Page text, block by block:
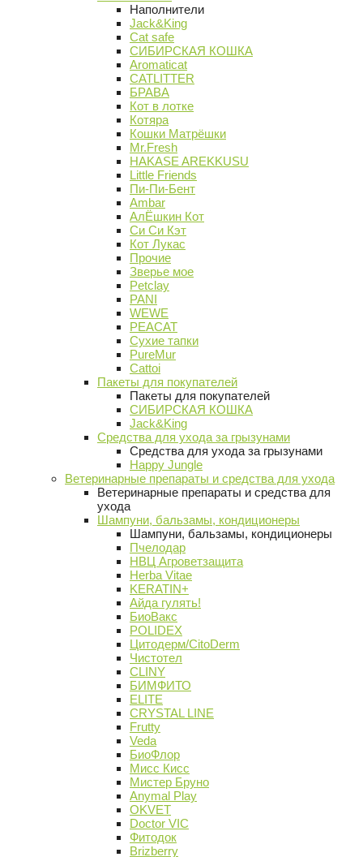
Наполнители
Jack&King
Cat safe
СИБИРСКАЯ КОШКА
Aromaticat
CATLITTER
БРАВА
Кот в лотке
Котяра
Кошки Матрёшки
Mr.Fresh
HAKASE AREKKUSU
Little Friends
Пи-Пи-Бент
Ambar
АлЁшкин Кот
Си Си Кэт
Кот Лукас
Прочие
Зверье мое
Petclay
PANI
WEWE
PEACAT
Сухие тапки
PureMur
Cattoi
Пакеты для покупателей
Пакеты для покупателей
СИБИРСКАЯ КОШКА
Jack&King
Средства для ухода за грызунами
Средства для ухода за грызунами
Happy Jungle
Ветеринарные препараты и средства для ухода
Ветеринарные препараты и средства для
ухода
Шампуни, бальзамы, кондиционеры
Шампуни, бальзамы, кондиционеры
Пчелодар
НВЦ Агроветзащита
Herba Vitae
KERATIN+
Айда гулять!
БиоВакс
POLIDEX
Цитодерм/CitoDerm
Чистотел
CLINY
БИМФИТО
ELITE
CRYSTAL LINE
Frutty
Veda
БиоФлор
Мисс Кисс
Мистер Бруно
Anymal Play
OKVET
Doctor VIC
Фитодок
Brizberry